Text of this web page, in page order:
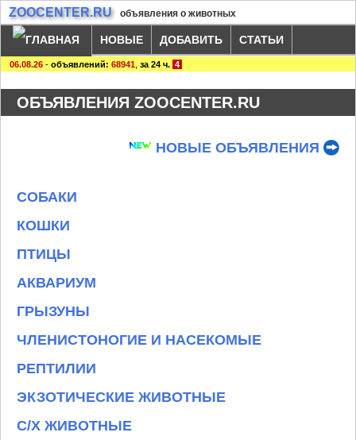
ZOOCENTER.RU объявления о животных
НОВЫЕ ДОБАВИТЬ СТАТЬИ
06.08.26 - объявлений: 68941 за 24 ч. 4
ОБЪЯВЛЕНИЯ ZOOCENTER.RU
НОВЫЕ ОБЪЯВЛЕНИЯ
СОБАКИ
КОШКИ
ПТИЦЫ
АКВАРИУМ
ГРЫЗУНЫ
ЧЛЕНИСТОНОГИЕ И НАСЕКОМЫЕ
РЕПТИЛИИ
ЭКЗОТИЧЕСКИЕ ЖИВОТНЫЕ
С/Х ЖИВОТНЫЕ